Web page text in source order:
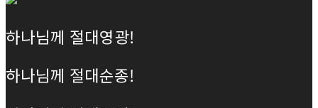
하나님께 절대영광!
하나님께 절대순종!